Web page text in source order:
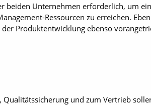
beiden Unternehmen ­erforderlich, um
Ressourcen zu erreichen.
Produktentwicklung ebenso
und zum Vertrieb